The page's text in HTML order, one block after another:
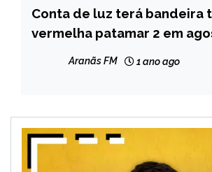
BRASIL
CAPELINHA
Conta de luz terá bandeira
vermelha patamar 2 em
Aranãs FM 1 ano ago